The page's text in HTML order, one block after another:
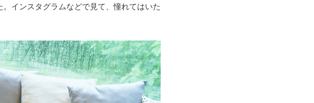
インスタグラムなどで見て、憧れてはいた